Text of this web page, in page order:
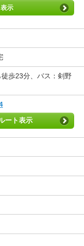
示
歩23分、バス：剣野
ート表示